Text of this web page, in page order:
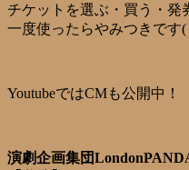
チケットを選ぶ・買う・
一度使ったらやみつきです(
YoutubeではCMも公開中！
演劇企画集団